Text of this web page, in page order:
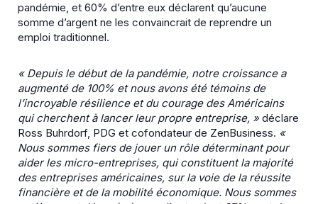
pandémie, et 60% d’entre eux déclarent qu’aucune
somme d’argent ne les convaincrait de reprendre un
emploi traditionnel.
« Depuis le début de la pandémie, notre croissance a
augmenté de 100% et nous avons été témoins de
l’incroyable résilience et du courage des Américains
qui cherchent à lancer leur propre entreprise, » déclare
Ross Buhrdorf, PDG et cofondateur de ZenBusiness. «
Nous sommes fiers de jouer un rôle déterminant pour
aider les micro-entreprises, qui constituent la majorité
des entreprises américaines, sur la voie de la réussite
financière et de la mobilité économique. Nous sommes